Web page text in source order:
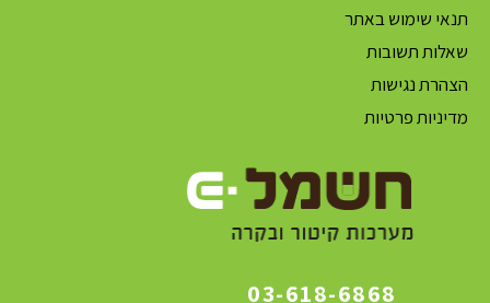
תנאי שימוש באתר
שאלות תשובות
הצהרת נגישות
מדיניות פרטיות
03-618-6868